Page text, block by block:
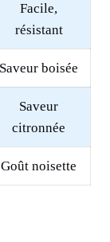
Facile,
résistant
Saveur boisée
Saveur
citronnée
Goût noisette